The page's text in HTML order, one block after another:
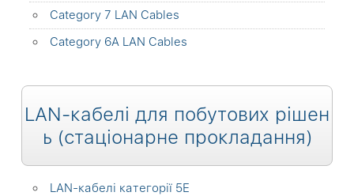
Category 7 LAN Cables
Category 6A LAN Cables
LAN-кабелі для побутових рішен
ь (стаціонарне прокладання)
LAN-кабелі категорії 5Е